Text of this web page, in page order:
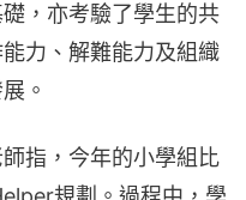
，亦考驗了學生的共
力、解難能力及組織
。
指，今年的小學組比